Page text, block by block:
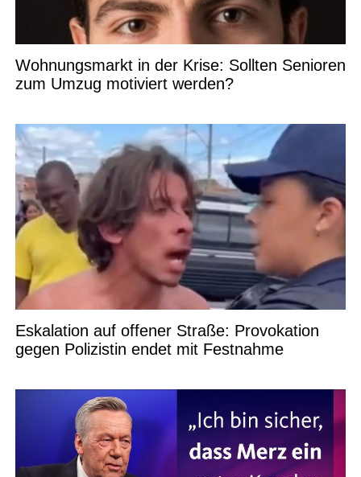
Wohnungsmarkt in der Krise: Sollten Senioren
zum Umzug motiviert werden?
Eskalation auf offener Straße: Provokation
gegen Polizistin endet mit Festnahme